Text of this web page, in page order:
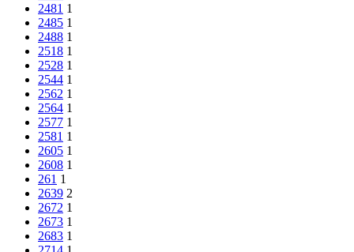
2481 1
2485 1
2488 1
2518 1
2528 1
2544 1
2562 1
2564 1
2577 1
2581 1
2605 1
2608 1
261 1
2639 2
2672 1
2673 1
2683 1